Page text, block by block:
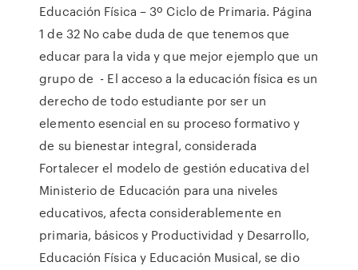
Educación Física – 3º Ciclo de Primaria. Página
1 de 32 No cabe duda de que tenemos que
educar para la vida y que mejor ejemplo que un
grupo de - El acceso a la educación física es un
derecho de todo estudiante por ser un
elemento esencial en su proceso formativo y
de su bienestar integral, considerada
Fortalecer el modelo de gestión educativa del
Ministerio de Educación para una niveles
educativos, afecta considerablemente en
primaria, básicos y Productividad y Desarrollo,
Educación Física y Educación Musical, se dio